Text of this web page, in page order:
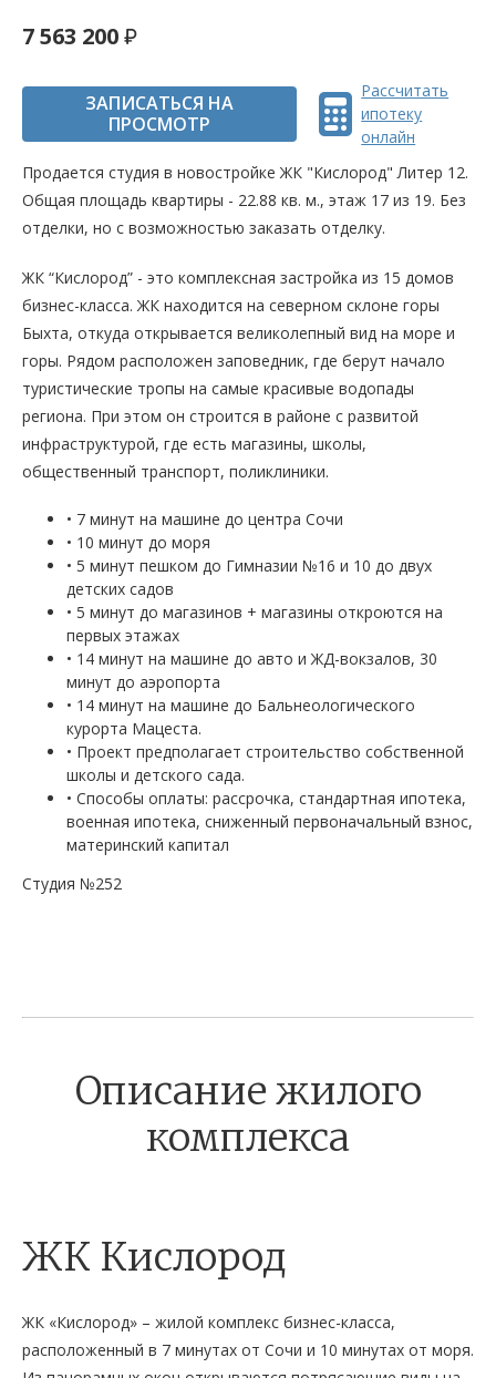
7 563 200
ЗАПИСАТЬСЯ НА
ПРОСМОТР
Рассчитать
ипотеку
онлайн
Продается студия в новостройке ЖК "Кислород" Литер 12.
Общая площадь квартиры - 22.88 кв. м., этаж 17 из 19. Без
отделки, но с возможностью заказать отделку.
ЖК “Кислород” - это комплексная застройка из 15 домов
бизнес-класса. ЖК находится на северном склоне горы
Быхта, откуда открывается великолепный вид на море и
горы. Рядом расположен заповедник, где берут начало
туристические тропы на самые красивые водопады
региона. При этом он строится в районе с развитой
инфраструктурой, где есть магазины, школы,
общественный транспорт, поликлиники.
• 7 минут на машине до центра Сочи
• 10 минут до моря
• 5 минут пешком до Гимназии №16 и 10 до двух
детских садов
• 5 минут до магазинов + магазины откроются на
первых этажах
• 14 минут на машине до авто и ЖД-вокзалов, 30
минут до аэропорта
• 14 минут на машине до Бальнеологического
курорта Мацеста.
• Проект предполагает строительство собственной
школы и детского сада.
• Способы оплаты: рассрочка, стандартная ипотека,
военная ипотека, сниженный первоначальный взнос,
материнский капитал
Студия №252
Описание жилого
комплекса
ЖК Кислород
ЖК «Кислород» – жилой комплекс бизнес-класса,
расположенный в 7 минутах от Сочи и 10 минутах от моря.